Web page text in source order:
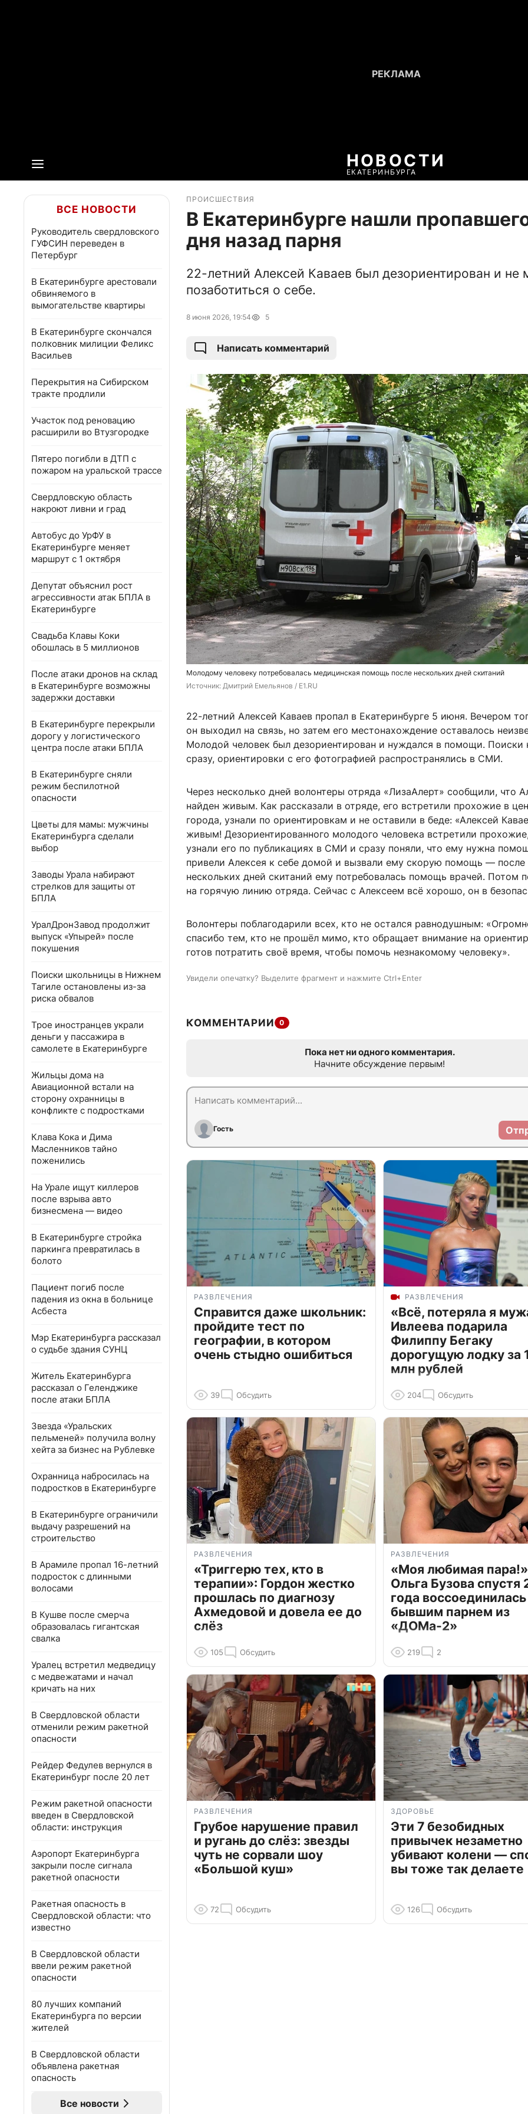
НОВОСТИ
ЕКАТЕРИНБУРГА
ВСЕ НОВОСТИ
Руководитель свердловского
ГУФСИН переведен в
Петербург
В Екатеринбурге арестовали
обвиняемого в
вымогательстве квартиры
В Екатеринбурге скончался
полковник милиции Феликс
Васильев
Перекрытия на Сибирском
тракте продлили
Участок под реновацию
расширили во Втузгородке
Пятеро погибли в ДТП с
пожаром на уральской трассе
Свердловскую область
накроют ливни и град
Автобус до УрФУ в
Екатеринбурге меняет
маршрут с 1 октября
Депутат объяснил рост
агрессивности атак БПЛА в
Екатеринбурге
Свадьба Клавы Коки
обошлась в 5 миллионов
После атаки дронов на склад
в Екатеринбурге возможны
задержки доставки
В Екатеринбурге перекрыли
дорогу у логистического
центра после атаки БПЛА
В Екатеринбурге сняли
режим беспилотной
опасности
Цветы для мамы: мужчины
Екатеринбурга сделали
выбор
Заводы Урала набирают
стрелков для защиты от
БПЛА
УралДронЗавод продолжит
выпуск «Упырей» после
покушения
Поиски школьницы в Нижнем
Тагиле остановлены из-за
риска обвалов
Трое иностранцев украли
деньги у пассажира в
самолете в Екатеринбурге
Жильцы дома на
Авиационной встали на
сторону охранницы в
конфликте с подростками
Клава Кока и Дима
Масленников тайно
поженились
На Урале ищут киллеров
после взрыва авто
бизнесмена — видео
В Екатеринбурге стройка
паркинга превратилась в
болото
Пациент погиб после
падения из окна в больнице
Асбеста
Мэр Екатеринбурга рассказал
о судьбе здания СУНЦ
Житель Екатеринбурга
рассказал о Геленджике
после атаки БПЛА
Звезда «Уральских
пельменей» получила волну
хейта за бизнес на Рублевке
Охранница набросилась на
подростков в Екатеринбурге
В Екатеринбурге ограничили
выдачу разрешений на
строительство
В Арамиле пропал 16-летний
подросток с длинными
волосами
В Кушве после смерча
образовалась гигантская
свалка
Уралец встретил медведицу
с медвежатами и начал
кричать на них
В Свердловской области
отменили режим ракетной
опасности
Рейдер Федулев вернулся в
Екатеринбург после 20 лет
Режим ракетной опасности
введен в Свердловской
области: инструкция
Аэропорт Екатеринбурга
закрыли после сигнала
ракетной опасности
Ракетная опасность в
Свердловской области: что
известно
В Свердловской области
ввели режим ракетной
опасности
80 лучших компаний
Екатеринбурга по версии
жителей
В Свердловской области
объявлена ракетная
опасность
Все новости
ПРОИСШЕСТВИЯ
В Екатеринбурге нашли
дня назад парня
22-летний Алексей Каваев был дезориентирован и не
позаботиться о себе.
8 июня 2026, 19:54 5
Написать комментарий
Молодому человеку потребовалась медицинская помощь после нескольких дней скитаний
Источник: Дмитрий Емельянов / E1.RU
22-летний Алексей Каваев пропал в Екатеринбурге 5 июня. Вечером
он выходил на связь, но затем его местонахождение оставалось
Молодой человек был дезориентирован и нуждался в помощи. Поиски
сразу, ориентировки с его фотографией распространялись в СМИ.
Через несколько дней волонтеры отряда «ЛизаАлерт» сообщили, что
найден живым. Как рассказали в отряде, его встретили прохожие в
города, узнали по ориентировкам и не оставили в беде: «Алексей
живым! Дезориентированного молодого человека встретили
узнали его по публикациях в СМИ и сразу поняли, что ему нужна
привели Алексея к себе домой и вызвали ему скорую помощь — после
нескольких дней скитаний ему потребовалась помощь врачей. Потом
на горячую линию отряда. Сейчас с Алексеем всё хорошо, он в
Волонтеры поблагодарили всех, кто не остался равнодушным:
спасибо тем, кто не прошёл мимо, кто обращает внимание на
готов потратить своё время, чтобы помочь незнакомому человеку».
Увидели опечатку? Выделите фрагмент и нажмите Ctrl+Enter
КОММЕНТАРИИ 0
Пока нет ни одного комментария.
Начните обсуждение первым!
Гость
РАЗВЛЕЧЕНИЯ
Справится даже школьник:
пройдите тест по
географии, в котором
очень стыдно ошибиться
39 Обсудить
РАЗВЛЕЧЕНИЯ
«Всё, потеряла я
Ивлеева подарила
Филиппу Бегаку
дорогущую лодку за
млн рублей
204 Обсудить
РАЗВЛЕЧЕНИЯ
«Триггерю тех, кто в
терапии»: Гордон жестко
прошлась по диагнозу
Ахмедовой и довела ее до
слёз
105 Обсудить
РАЗВЛЕЧЕНИЯ
«Моя любимая
Ольга Бузова спустя
года
бывшим парнем из
«ДОМа-2»
219 2
РАЗВЛЕЧЕНИЯ
Грубое нарушение правил
и ругань до слёз: звезды
чуть не сорвали шоу
«Большой куш»
72 Обсудить
ЗДОРОВЬЕ
Эти 7 безобидных
привычек незаметно
убивают колени —
вы тоже так делаете
126 Обсудить